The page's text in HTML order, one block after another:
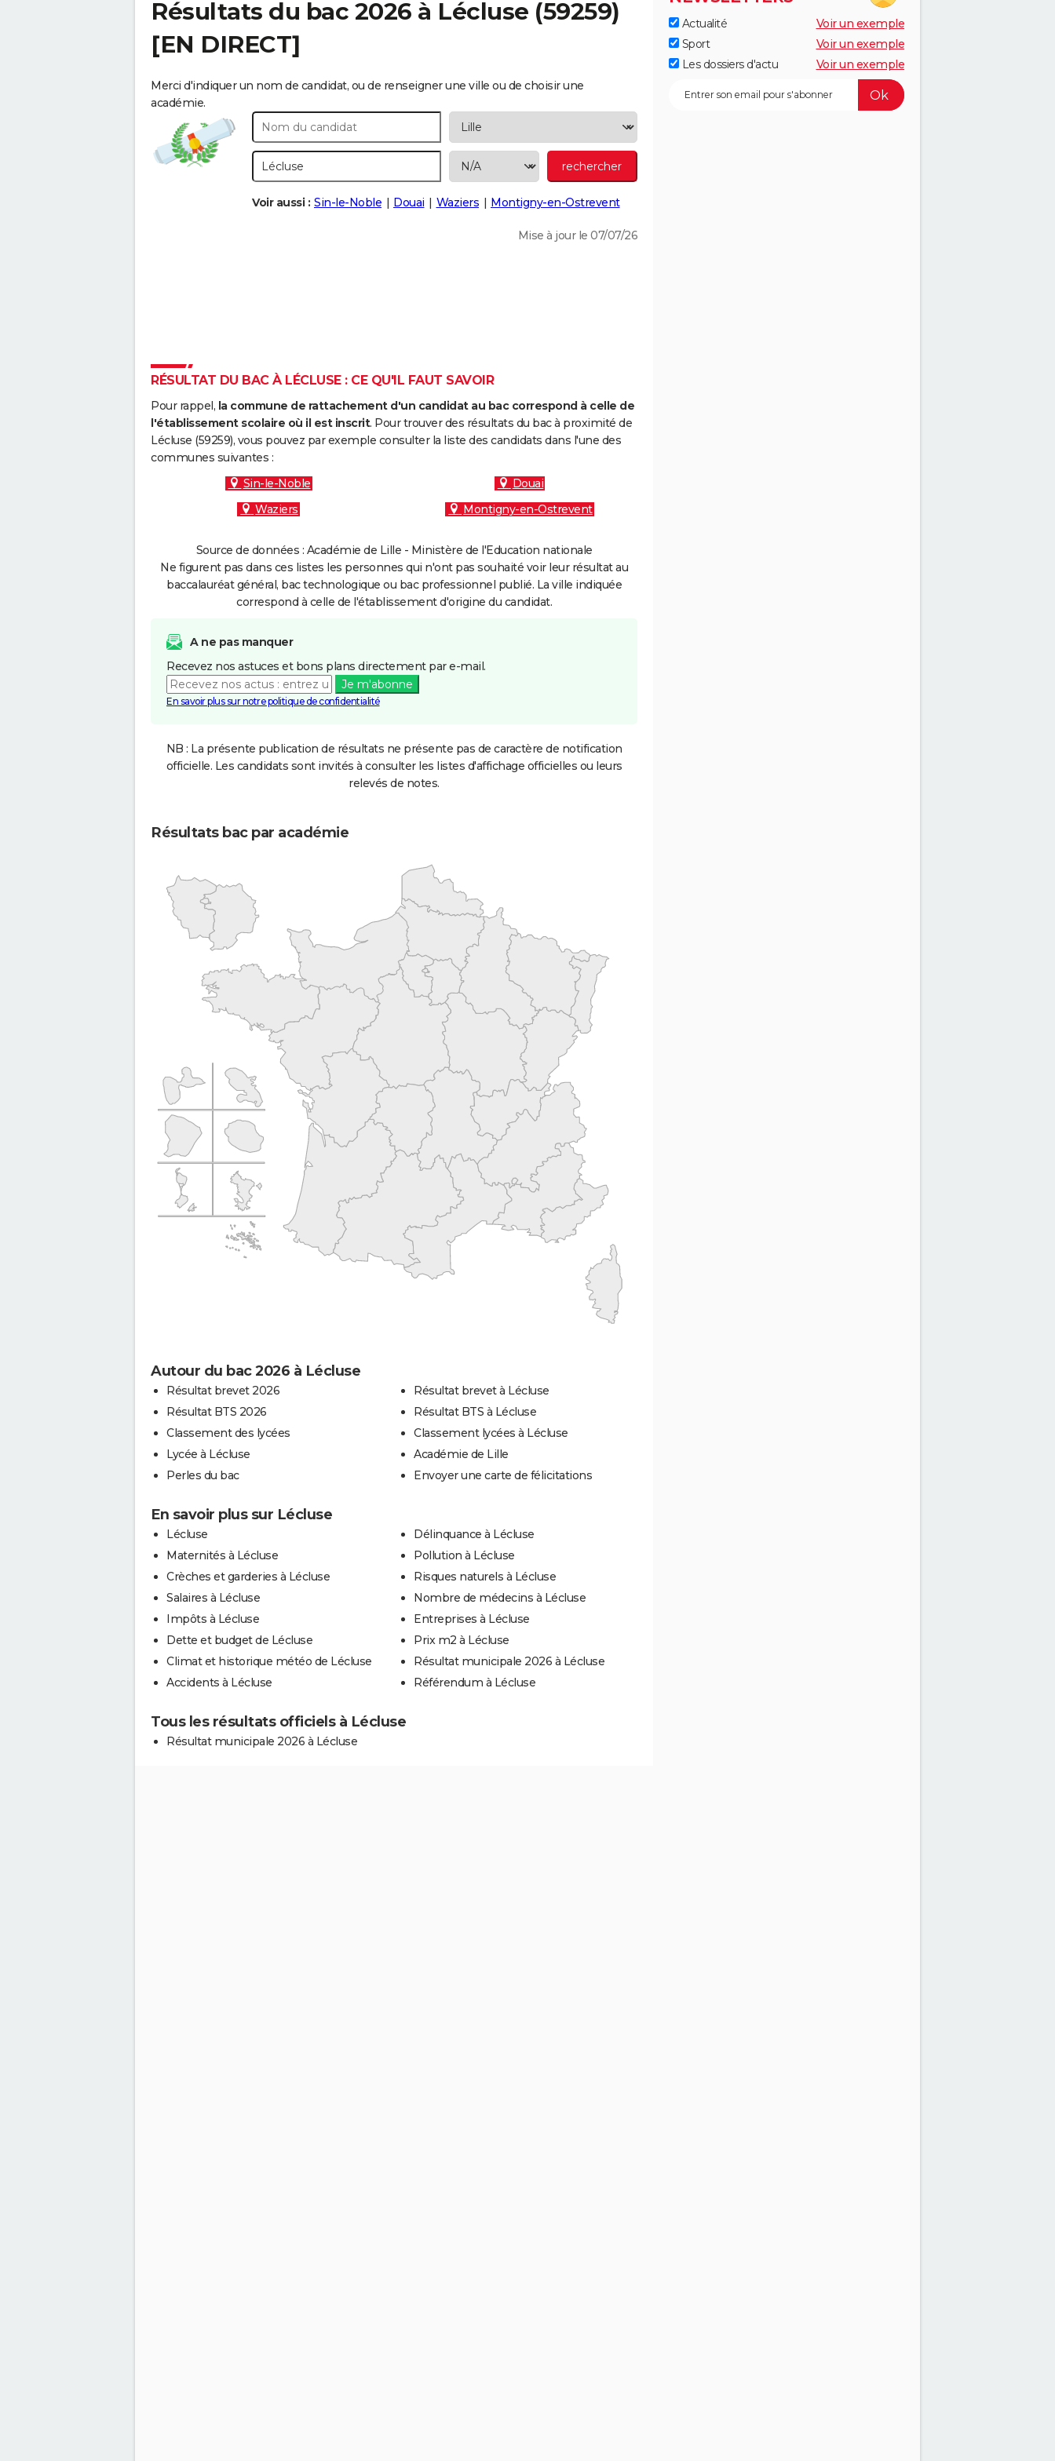
Résultats du bac 2026 à Lécluse (59259)
[EN DIRECT]
Merci d'indiquer un nom de candidat, ou de renseigner une ville ou de choisir une
académie.
Voir aussi : Sin-le-Noble Douai Waziers Montigny-en-Ostrevent
Mise à jour le 07/07/26
RÉSULTAT DU BAC À LÉCLUSE : CE QU'IL FAUT SAVOIR
Pour rappel, la commune de rattachement d'un candidat au bac correspond à celle de
l'établissement scolaire où il est inscrit. Pour trouver des résultats du bac à proximité de
Lécluse (59259), vous pouvez par exemple consulter la liste des candidats dans l'une des
communes suivantes :
Sin-le-Noble
Douai
Waziers
Montigny-en-Ostrevent
Source de données : Académie de Lille - Ministère de l'Education nationale
Ne figurent pas dans ces listes les personnes qui n'ont pas souhaité voir leur résultat au
baccalauréat général, bac technologique ou bac professionnel publié. La ville indiquée
correspond à celle de l'établissement d'origine du candidat.
A ne pas manquer
Recevez nos astuces et bons plans directement par e-mail.
Je m'abonne
En savoir plus sur notre politique de confidentialité
NB : La présente publication de résultats ne présente pas de caractère de notification
officielle. Les candidats sont invités à consulter les listes d'affichage officielles ou leurs
relevés de notes.
Résultats bac par académie
Autour du bac 2026 à Lécluse
Résultat brevet 2026
Résultat BTS 2026
Classement des lycées
Lycée à Lécluse
Perles du bac
Résultat brevet à Lécluse
Résultat BTS à Lécluse
Classement lycées à Lécluse
Académie de Lille
Envoyer une carte de félicitations
En savoir plus sur Lécluse
Lécluse
Maternités à Lécluse
Crèches et garderies à Lécluse
Salaires à Lécluse
Impôts à Lécluse
Dette et budget de Lécluse
Climat et historique météo de Lécluse
Accidents à Lécluse
Délinquance à Lécluse
Pollution à Lécluse
Risques naturels à Lécluse
Nombre de médecins à Lécluse
Entreprises à Lécluse
Prix m2 à Lécluse
Résultat municipale 2026 à Lécluse
Référendum à Lécluse
Tous les résultats officiels à Lécluse
Résultat municipale 2026 à Lécluse
Actualité
Voir un exemple
Sport
Voir un exemple
Les dossiers d'actu
Voir un exemple